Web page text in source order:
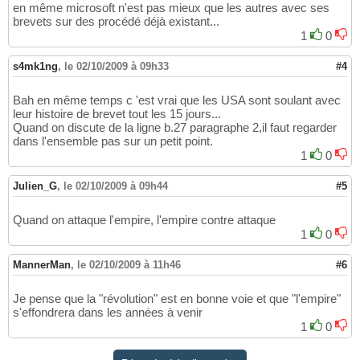
en même microsoft n'est pas mieux que les autres avec ses
brevets sur des procédé déjà existant...
1
0
s4mk1ng, le 02/10/2009 à 09h33 #4
Bah en même temps c 'est vrai que les USA sont soulant avec
leur histoire de brevet tout les 15 jours...
Quand on discute de la ligne b.27 paragraphe 2,il faut regarder
dans l'ensemble pas sur un petit point.
1
0
Julien_G, le 02/10/2009 à 09h44 #5
Quand on attaque l'empire, l'empire contre attaque
1
0
MannerMan, le 02/10/2009 à 11h46 #6
Je pense que la "révolution" est en bonne voie et que "l'empire"
s'effondrera dans les années à venir
1
0